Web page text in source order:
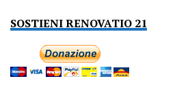
SOSTIENI RENOVATIO 21